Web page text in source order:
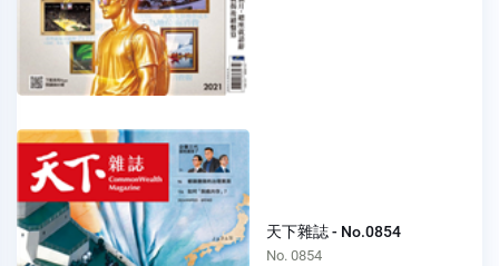
天下雜誌 - No.0854
No. 0854